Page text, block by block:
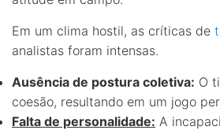
Em um clima hostil, as críticas de
analistas foram intensas.
Ausência de postura coletiva: O
coesão, resultando em um jogo
Falta de personalidade: A